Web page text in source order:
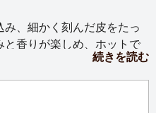
、細かく刻んだ皮をたっ
香りが楽しめ、ホットで
続きを読む